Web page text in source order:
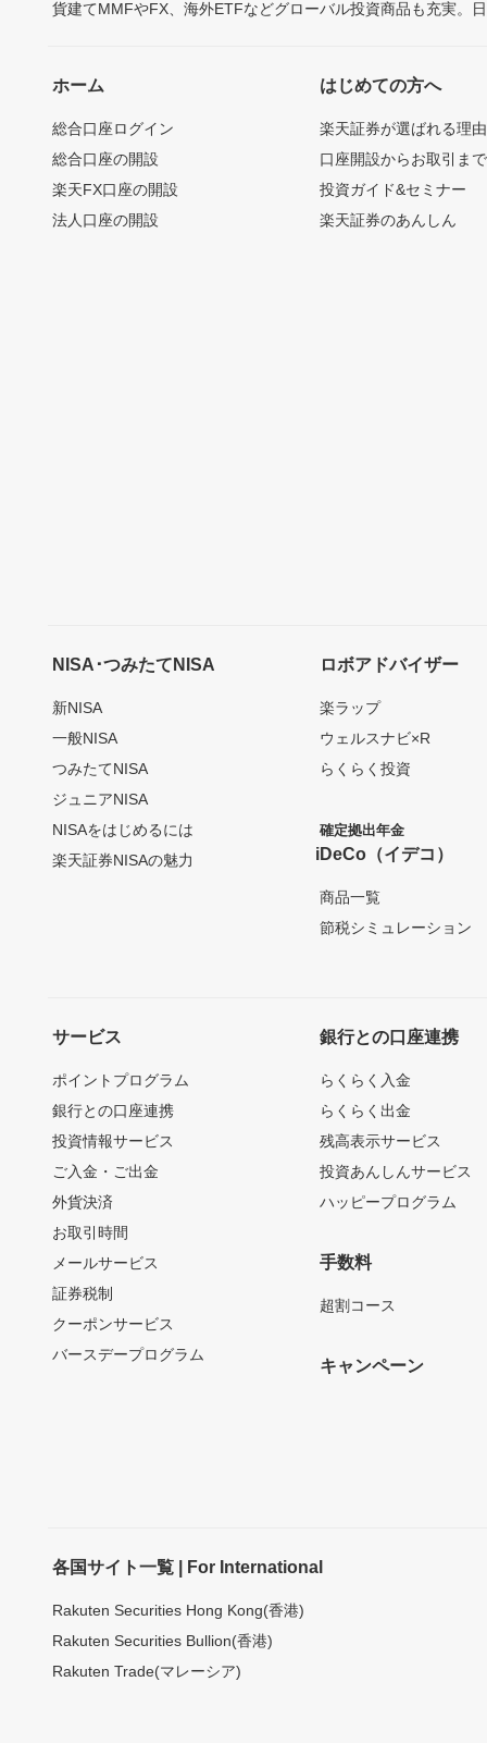
貨建てMMFやFX、海外ETFなどグローバル投資商品も充実。
ホーム
総合口座ログイン
総合口座の開設
楽天FX口座の開設
法人口座の開設
はじめての方へ
楽天証券が選ばれる理由
口座開設からお取引ま
投資ガイド&セミナー
楽天証券のあんしん
NISA･つみたてNISA
新NISA
一般NISA
つみたてNISA
ジュニアNISA
NISAをはじめるには
楽天証券NISAの魅力
ロボアドバイザー
楽ラップ
ウェルスナビ×R
らくらく投資
確定拠出年金
iDeCo（イデコ）
商品一覧
節税シミュレーション
サービス
ポイントプログラム
銀行との口座連携
投資情報サービス
ご入金・ご出金
外貨決済
お取引時間
メールサービス
証券税制
クーポンサービス
バースデープログラム
銀行との口座連携
らくらく入金
らくらく出金
残高表示サービス
投資あんしんサービス
ハッピープログラム
手数料
超割コース
キャンペーン
各国サイト一覧 | For International
Rakuten Securities Hong Kong(香港)
Rakuten Securities Bullion(香港)
Rakuten Trade(マレーシア)